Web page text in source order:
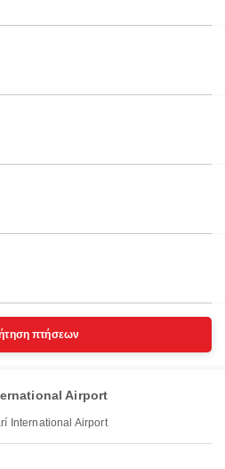
πτήσεων
Airport
International Airport